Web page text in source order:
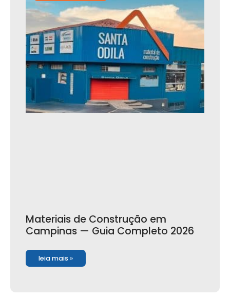
Materiais de Construção em
Campinas — Guia Completo 2026
leia mais »